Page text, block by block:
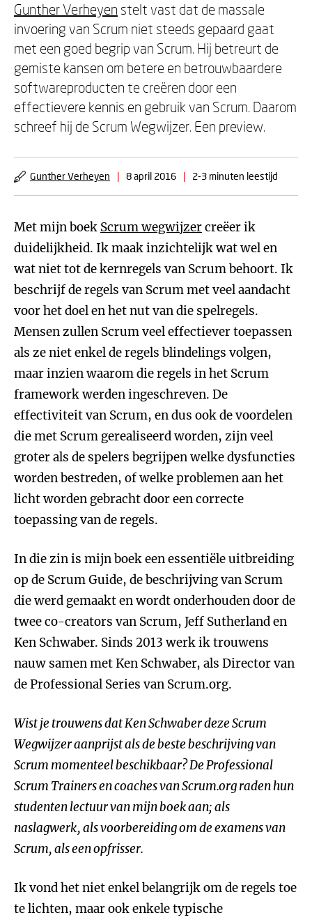
Gunther Verheyen stelt vast dat de massale
invoering van Scrum niet steeds gepaard gaat
met een goed begrip van Scrum. Hij betreurt de
gemiste kansen om betere en betrouwbaardere
softwareproducten te creëren door een
effectievere kennis en gebruik van Scrum. Daarom
schreef hij de Scrum Wegwijzer. Een preview.
Gunther Verheyen | 8 april 2016 | 2-3 minuten leestijd
Met mijn boek Scrum wegwijzercreëer ik
duidelijkheid. Ik maak inzichtelijk wat wel en
wat niet tot de kernregels van Scrum behoort. Ik
beschrijf de regels van Scrum met veel aandacht
voor het doel en het nut van die spelregels.
Mensen zullen Scrum veel effectiever toepassen
als ze niet enkel de regels blindelings volgen,
maar inzien waarom die regels in het Scrum
framework werden ingeschreven. De
effectiviteit van Scrum, en dus ook de voordelen
die met Scrum gerealiseerd worden, zijn veel
groter als de spelers begrijpen welke dysfuncties
worden bestreden, of welke problemen aan het
licht worden gebracht door een correcte
toepassing van de regels.
In die zin is mijn boek een essentiële uitbreiding
op de Scrum Guide, de beschrijving van Scrum
die werd gemaakt en wordt onderhouden door de
twee co-creators van Scrum, Jeff Sutherland en
Ken Schwaber. Sinds 2013 werk ik trouwens
nauw samen met Ken Schwaber, als Director van
de Professional Series van Scrum.org.
Wist je trouwens dat Ken Schwaber deze Scrum
Wegwijzer aanprijst als de beste beschrijving van
Scrum momenteel beschikbaar? De Professional
Scrum Trainers en coaches van Scrum.org raden hun
studenten lectuur van mijn boek aan; als
naslagwerk, als voorbereiding om de examens van
Scrum, als een opfrisser.
Ik vond het niet enkel belangrijk om de regels toe
te lichten, maar ook enkele typische